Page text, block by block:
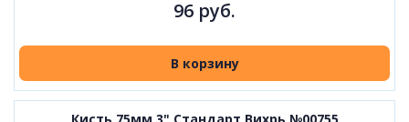
96 руб.
В корзину